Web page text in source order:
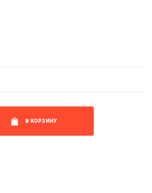
В КОРЗИНУ